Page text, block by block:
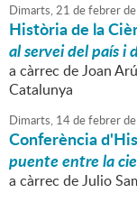
Dimarts,21 defebrerde
Història de la
al servei del país i
a càrrec de Joan
Catalunya
Dimarts, 14defebrerde
Conferència
puente entre la
a càrrec de Julio